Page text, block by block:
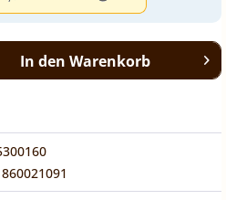
In den Warenkorb